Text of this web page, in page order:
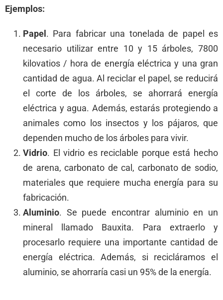
Ejemplos:
Papel . Para fabricar una tonelada de papel es
necesario utilizar entre 10 y 15 árboles, 7800
kilovatios / hora de energía eléctrica y una gran
cantidad de agua. Al reciclar el papel, se reducirá
el corte de los árboles, se ahorrará energía
eléctrica y agua. Además, estarás protegiendo a
animales como los insectos y los pájaros, que
dependen mucho de los árboles para vivir.
Vidrio. El vidrio es reciclable porque está hecho
de arena, carbonato de cal, carbonato de sodio,
materiales que requiere mucha energía para su
fabricación.
Aluminio. Se puede encontrar aluminio en un
mineral llamado Bauxita. Para extraerlo y
procesarlo requiere una importante cantidad de
energía eléctrica. Además, si recicláramos el
aluminio, se ahorraría casi un 95% de la energía.